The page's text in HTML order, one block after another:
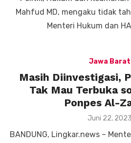
Mahfud MD, mengaku tidak
Menteri Hukum dan
Jawa Barat
Masih Diinvestigasi,
Tak Mau Terbuka
Ponpes Al-
Posted
Juni 22, 2023
BANDUNG, Lingkar.news –